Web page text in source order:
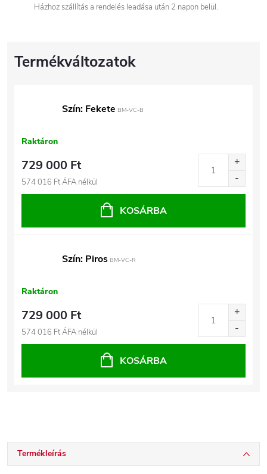
Házhoz szállítás a rendelés leadása után 2 napon belül.
Szín: Fekete BM-VC-B
Raktáron
729 000 Ft
574 016 Ft ÁFA nélkül
KOSÁRBA
Szín: Piros BM-VC-R
Raktáron
729 000 Ft
574 016 Ft ÁFA nélkül
KOSÁRBA
Termékleírás